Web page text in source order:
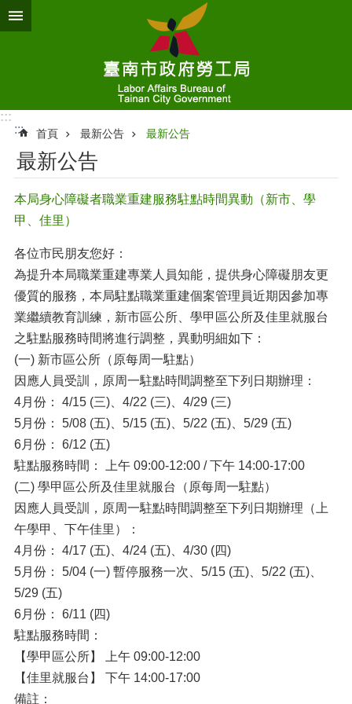
跳到主要內容區塊
:::
:::
首頁 最新公告 最新公告
最新公告
本局身心障礙者職業重建服務駐點時間異動（新市、學
甲、佳里）
各位市民朋友您好：
為提升本局職業重建專業人員知能，提供身心障礙朋友更
優質的服務，本局駐點職業重建個案管理員近期因參加專
業繼續教育訓練，新市區公所、學甲區公所及佳里就服台
之駐點服務時間將進行調整，異動明細如下：
(一) 新市區公所（原每周一駐點）
因應人員受訓，原周一駐點時間調整至下列日期辦理：
4月份： 4/15 (三)、4/22 (三)、4/29 (三)
5月份： 5/08 (五)、5/15 (五)、5/22 (五)、5/29 (五)
6月份： 6/12 (五)
駐點服務時間： 上午 09:00-12:00 / 下午 14:00-17:00
(二) 學甲區公所及佳里就服台（原每周一駐點）
因應人員受訓，原周一駐點時間調整至下列日期辦理（上
午學甲、下午佳里）：
4月份： 4/17 (五)、4/24 (五)、4/30 (四)
5月份： 5/04 (一) 暫停服務一次、5/15 (五)、5/22 (五)、
5/29 (五)
6月份： 6/11 (四)
駐點服務時間：
【學甲區公所】 上午 09:00-12:00
【佳里就服台】 下午 14:00-17:00
備註：